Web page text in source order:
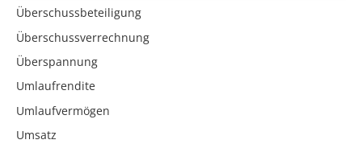
Überschussbeteiligung
Überschussverrechnung
Überspannung
Umlaufrendite
Umlaufvermögen
Umsatz